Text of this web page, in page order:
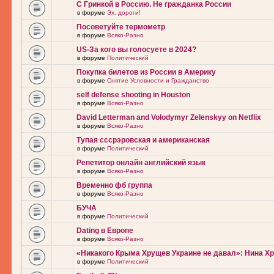
С Гринкой в Россию. Не гражданка России
в форуме Эх, дороги!
Посоветуйте термометр
в форуме Всяко-Разно
US-За кого вы голосуете в 2024?
в форуме Политический
Покупка билетов из России в Америку
в форуме Снятие Условности и Гражданство
self defense shooting in Houston
в форуме Всяко-Разно
David Letterman and Volodymyr Zelenskyy on Netflix
в форуме Всяко-Разно
Тупая сссрэровская и американская
в форуме Политический
Репетитор онлайн английский язык
в форуме Всяко-Разно
Временно фб группа
в форуме Всяко-Разно
БУЧА
в форуме Политический
Dating в Европе
в форуме Всяко-Разно
«Никакого Крыма Хрущев Украине не давал»: Нина
в форуме Политический